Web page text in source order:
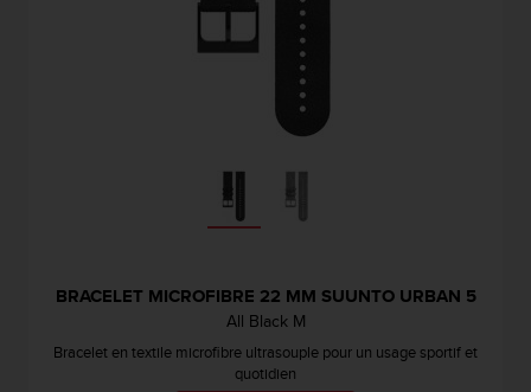
BRACELET MICROFIBRE 22 MM SUUNTO URBAN 5
All Black M
Bracelet en textile microfibre ultrasouple pour un usage sportif et
quotidien